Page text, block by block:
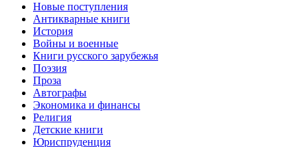
Новые поступления
Антикварные книги
История
Войны и военные
Книги русского зарубежья
Поэзия
Проза
Автографы
Экономика и финансы
Религия
Детские книги
Юриспруденция